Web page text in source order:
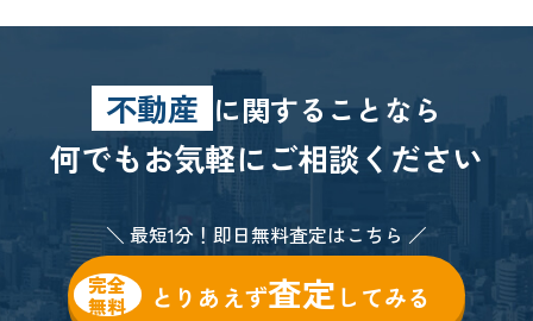
不動産 に関することなら
何でもお気軽にご相談ください
＼ 最短1分！即日無料査定はこちら ／
完全
無料
とりあえず査定 してみる